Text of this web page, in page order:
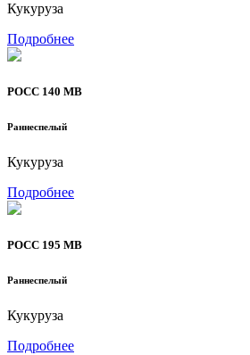
Кукуруза
Подробнее
РОСС 140 МВ
Раннеспелый
Кукуруза
Подробнее
РОСС 195 МВ
Раннеспелый
Кукуруза
Подробнее